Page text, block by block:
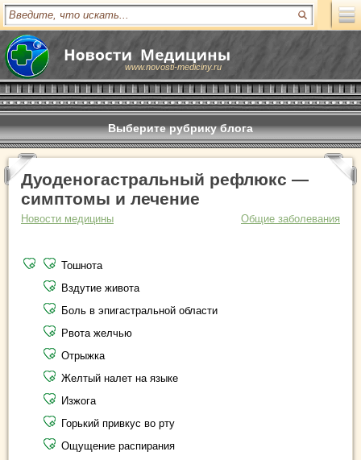
www.novosti-mediciny.ru
Выберите рубрику блога
Дуоденогастральный рефлюкс —
симптомы и лечение
Новости медицины Общие заболевания
Тошнота
Вздутие живота
Боль в эпигастральной области
Рвота желчью
Отрыжка
Желтый налет на языке
Изжога
Горький привкус во рту
Ощущение распирания